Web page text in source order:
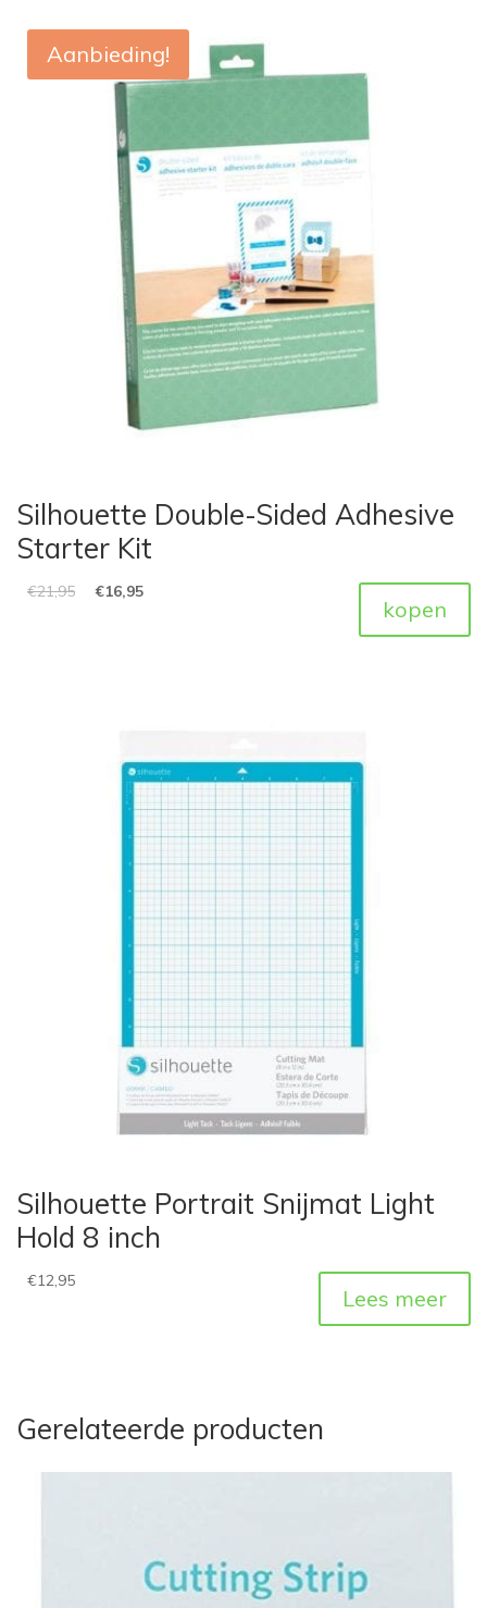
Aanbieding!
Silhouette Double-Sided Adhesive
Starter Kit
€21,95 €16,95
kopen
Silhouette Portrait Snijmat Light
Hold 8 inch
€12,95
Lees meer
Gerelateerde producten